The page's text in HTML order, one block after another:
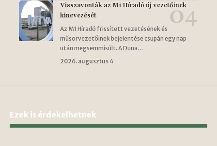
Visszavonták az M1 Híradó új vezetőinek
kinevezését
Az M1 Híradó frissített vezetésének és
műsorvezetőinek bejelentése csupán egy nap
után megsemmisült. A Duna…
2026. augusztus 4
Ezek is érdekelhetnek